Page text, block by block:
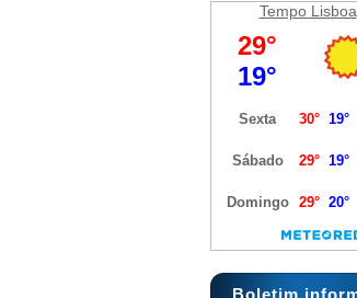
Tempo Lisboa
Boletim